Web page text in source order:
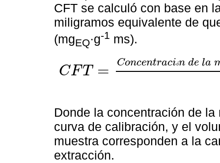
CFT se calculó con base en
miligramos equivalente de
(mgEQ·g-1 ms).
CFT = Concentración de la
CFT=C on ntra ón de la muestra mgEQ∙L-1 × Vo
Donde la concentración de
curva de calibración, y el
muestra corresponden a la
extracción.